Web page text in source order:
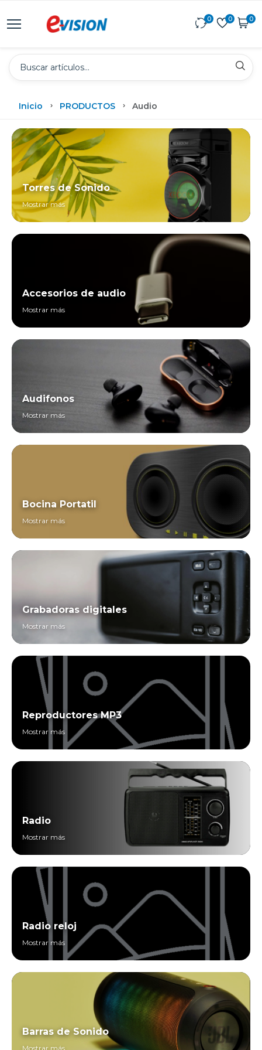
0 0 0
Inicio PRODUCTOS Audio
Torres de Sonido
Mostrar más
Accesorios de audio
Mostrar más
Audifonos
Mostrar más
Bocina Portatil
Mostrar más
Grabadoras digitales
Mostrar más
Reproductores MP3
Mostrar más
Radio
Mostrar más
Radio reloj
Mostrar más
Barras de Sonido
Mostrar más